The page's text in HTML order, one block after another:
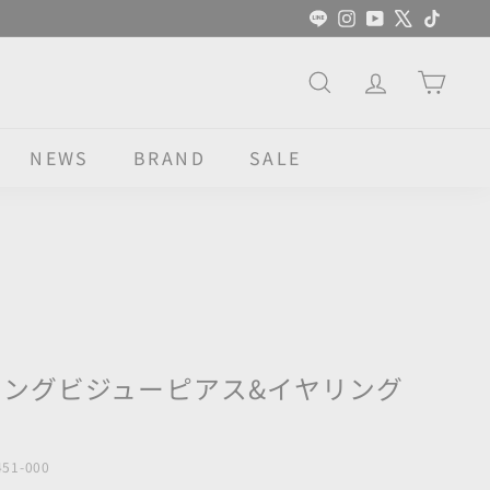
LINEInstagram
YouTube
SEARCH
NEWS BRAND SALE
ングビジューピアス&イヤリング
000